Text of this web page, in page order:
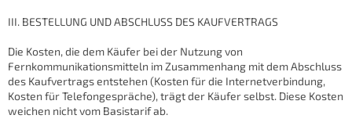
III. BESTELLUNG UND ABSCHLUSS DES KAUFVERTRAGS
Die Kosten, die dem Käufer bei der Nutzung von
Fernkommunikationsmitteln im Zusammenhang mit dem Abschluss
des Kaufvertrags entstehen (Kosten für die Internetverbindung,
Kosten für Telefongespräche), trägt der Käufer selbst. Diese Kosten
weichen nicht vom Basistarif ab.